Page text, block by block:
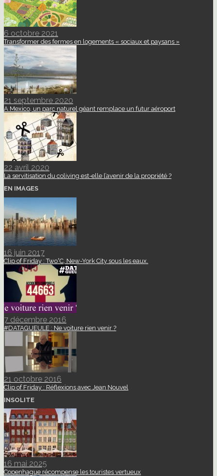
6 octobre 2021
Transformer des fermes en logements « sociaux et paysans »
21 septembre 2020
A Mexico, un parc naturel géant remplace un futur aéroport
22 avril 2020
La servitisation du coliving est-elle l’avenir de la propriété ?
EN IMAGES
16 juin 2017
Clip of Friday : Two°C, New-York City sous les eaux.
7 décembre 2016
#DATAGUEULE : Ne voiture rien venir ?
21 octobre 2016
Clip of Friday : Réflexions avec Jean Nouvel
INSOLITE
16 mai 2025
Copenhague récompense les touristes vertueux